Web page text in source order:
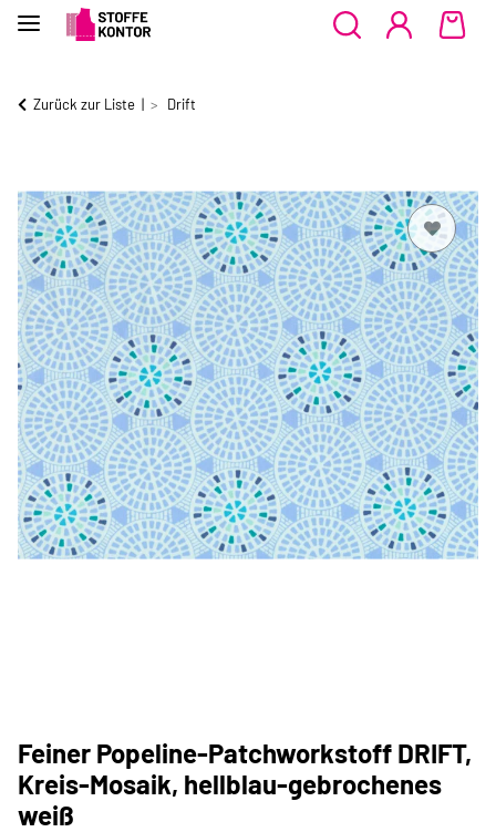
Zurück zur Liste Drift
Feiner Popeline-Patchworkstoff DRIFT,
Kreis-Mosaik, hellblau-gebrochenes
weiß